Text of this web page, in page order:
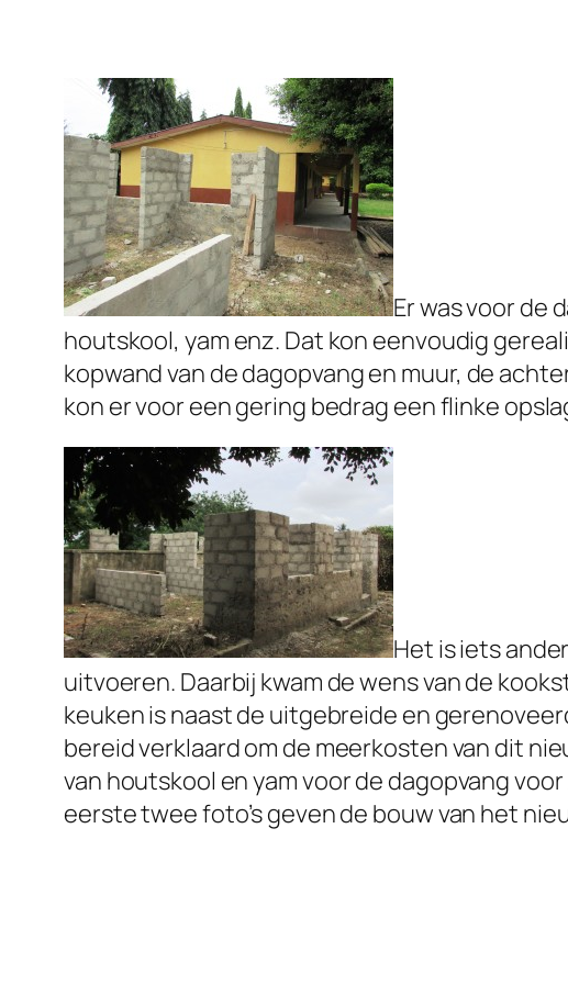
Er was voor de
houtskool, yam enz. Dat kon eenvoudig
kopwand van de dagopvang en muur, de
kon er voor een gering bedrag een flinke
Het is iets
uitvoeren. Daarbij kwam de wens van de
keuken is naast de uitgebreide en
bereid verklaard om de meerkosten van dit
van houtskool en yam voor de dagopvang
eerste twee foto’s geven de bouw van het